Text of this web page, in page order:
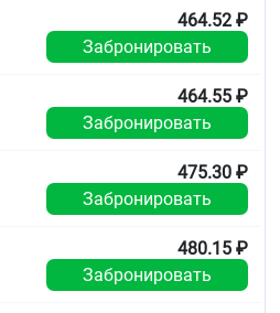
464.52 ₽
Забронировать
464.55 ₽
Забронировать
475.30 ₽
Забронировать
480.15 ₽
Забронировать